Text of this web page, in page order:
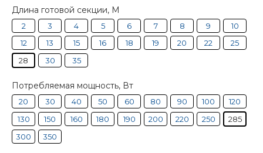
Длина готовой секции, М
2 3 4 5 6 7 8 9
10
12
13 15 16 18 19 20 22
25
28
30 35
Потребляемая мощность, Вт
20 30 40 50 60 80 90 100
120
130
150 160 180 190 200 220 250
285
300
350